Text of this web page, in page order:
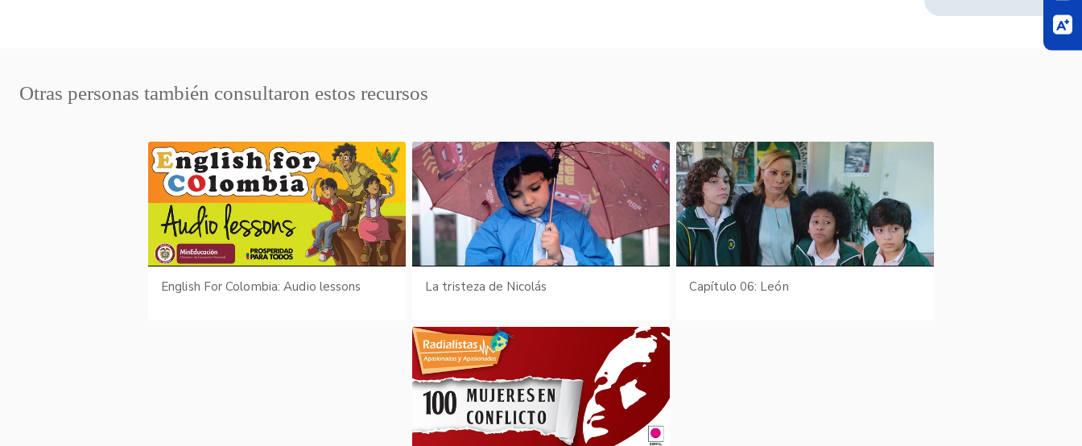
Otras personas también consultaron estos recursos
English For Colombia: Audio lessons La tristeza de Nicolás Capítulo 06: León